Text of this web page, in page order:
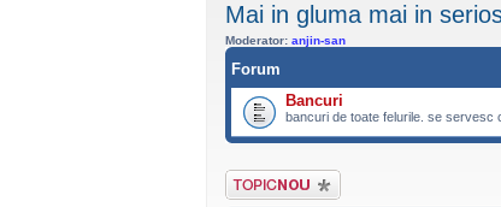
Mai in gluma mai in
Moderator: anjin-san
Forum
Bancuri
bancuri de toate felurile. se servesc
Scrie un subiect
nou